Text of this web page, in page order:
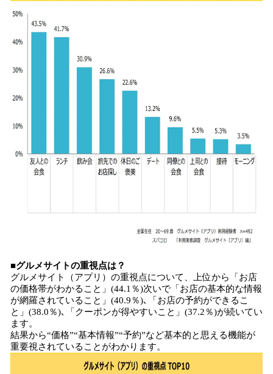
■グルメサイトの重視点は？
グルメサイト（アプリ）の重視点について、上位から「お店
の価格帯がわかること」(44.1％)次いで「お店の基本的な情報
が網羅されていること」(40.9％)､「お店の予約ができるこ
と」(38.0％)､「クーポンが得やすいこと」(37.2％)が続いてい
ます。
結果から“価格”“基本情報”“予約”など基本的と思える機能が
重要視されていることがわかります。